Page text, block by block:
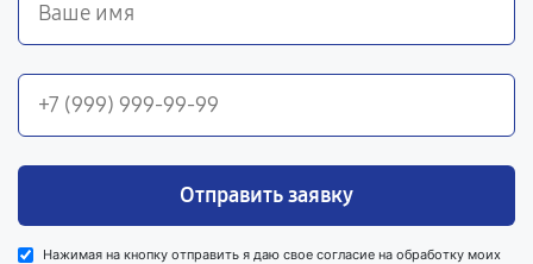
Отправить заявку
Нажимая на кнопку отправить я даю свое согласие на обработку моих